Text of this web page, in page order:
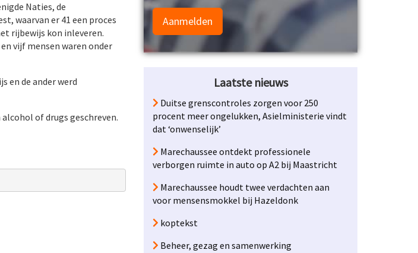
Naties, de
waarvan er 41 een proces
rijbewijs kon inleveren.
vijf mensen waren onder
en de ander werd
of drugs geschreven.
Aanmelden
Laatste nieuws
Duitse grenscontroles zorgen voor 250
procent meer ongelukken, Asielministerie vindt
dat ‘onwenselijk’
Marechaussee ontdekt professionele
verborgen ruimte in auto op A2 bij Maastricht
Marechaussee houdt twee verdachten aan
voor mensensmokkel bij Hazeldonk
koptekst
Beheer, gezag en samenwerking